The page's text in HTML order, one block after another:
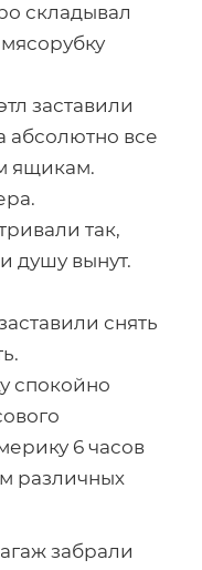
складывал
заставили
абсолютно все
ящикам.
так,
душу вынут.
снять
спокойно
6 часов
различных
забрали